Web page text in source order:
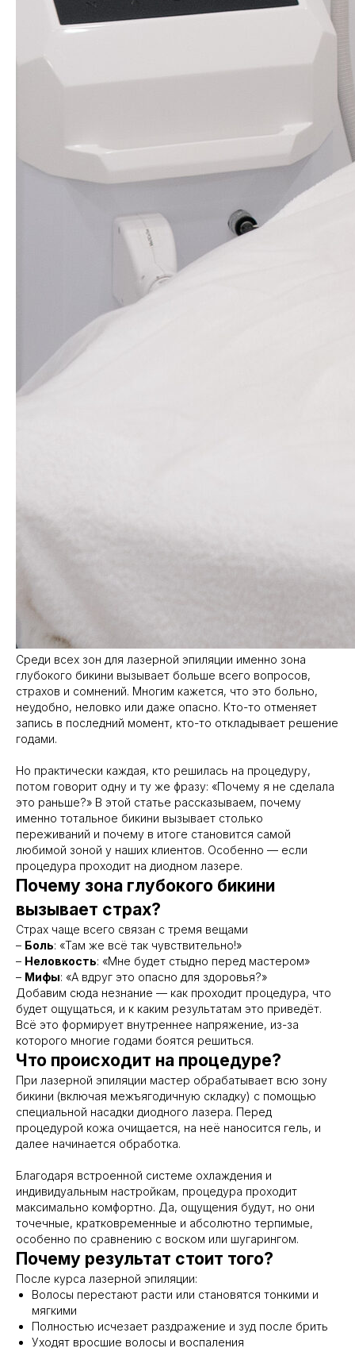
Среди всех зон для лазерной эпиляции именно зона
глубокого бикини вызывает больше всего вопросов,
страхов и сомнений. Многим кажется, что это больно,
неудобно, неловко или даже опасно. Кто-то отменяет
запись в последний момент, кто-то откладывает решение
годами.
Но практически каждая, кто решилась на процедуру,
потом говорит одну и ту же фразу: «Почему я не сделала
это раньше?» В этой статье рассказываем, почему
именно тотальное бикини вызывает столько
переживаний и почему в итоге становится самой
любимой зоной у наших клиентов. Особенно — если
процедура проходит на диодном лазере.
Почему зона глубокого бикини
вызывает страх?
Страх чаще всего связан с тремя вещами
– Боль: «Там же всё так чувствительно!»
– Неловкость: «Мне будет стыдно перед мастером»
– Мифы: «А вдруг это опасно для здоровья?»
Добавим сюда незнание — как проходит процедура, что
будет ощущаться, и к каким результатам это приведёт.
Всё это формирует внутреннее напряжение, из-за
которого многие годами боятся решиться.
Что происходит на процедуре?
При лазерной эпиляции мастер обрабатывает всю зону
бикини (включая межъягодичную складку) с помощью
специальной насадки диодного лазера. Перед
процедурой кожа очищается, на неё наносится гель, и
далее начинается обработка.
Благодаря встроенной системе охлаждения и
индивидуальным настройкам, процедура проходит
максимально комфортно. Да, ощущения будут, но они
точечные, кратковременные и абсолютно терпимые,
особенно по сравнению с воском или шугарингом.
Почему результат стоит того?
После курса лазерной эпиляции:
Волосы перестают расти или становятся тонкими и
мягкими
Полностью исчезает раздражение и зуд после брить
Уходят вросшие волосы и воспаления